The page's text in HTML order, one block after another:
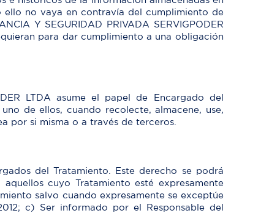
ello no vaya en contravía del cumplimiento de
Y SEGURIDAD PRIVADA SERVIGPODER
para dar cumplimiento a una obligación
LTDA asume el papel de Encargado del
de ellos, cuando recolecte, almacene, use,
por si misma o a través de terceros.
del Tratamiento. Este derecho se podrá
cuyo Tratamiento esté expresamente
salvo cuando expresamente se exceptúe
c) Ser informado por el Responsable del